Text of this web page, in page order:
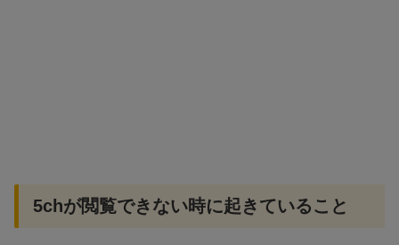
5chが閲覧できない時に起きていること